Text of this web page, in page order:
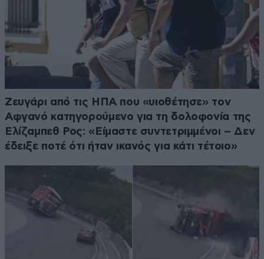
Ζευγάρι από τις ΗΠΑ που «υιοθέτησε» τον
Αφγανό κατηγορούμενο για τη δολοφονία της
Ελίζαμπεθ Ρος: «Είμαστε συντετριμμένοι – Δεν
έδειξε ποτέ ότι ήταν ικανός για κάτι τέτοιο»